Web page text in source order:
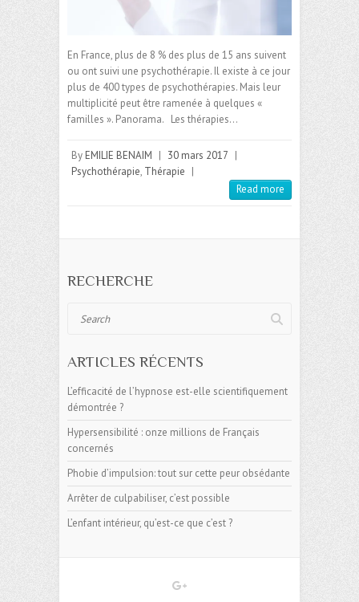
En France, plus de 8 % des plus de 15 ans suivent
ou ont suivi une psychothérapie. Il existe à ce jour
plus de 400 types de psychothérapies. Mais leur
multiplicité peut être ramenée à quelques «
familles ». Panorama. Les thérapies…
By EMILIE BENAIM | 30 mars 2017 |
Psychothérapie, Thérapie |
Read more
RECHERCHE
ARTICLES RÉCENTS
L’efficacité de l’hypnose est-elle scientifiquement
démontrée ?
Hypersensibilité : onze millions de Français
concernés
Phobie d’impulsion: tout sur cette peur obsédante
Arrêter de culpabiliser, c’est possible
L’enfant intérieur, qu’est-ce que c’est ?